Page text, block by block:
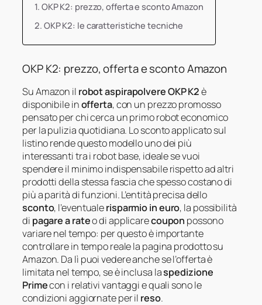
OKP K2: prezzo, offerta e sconto Amazon
OKP K2: le caratteristiche tecniche
OKP K2: prezzo, offerta e sconto Amazon
Su Amazon il robot aspirapolvere OKP K2è
disponibile inofferta, con un prezzo promosso
pensato per chi cerca un primo robot economico
per la pulizia quotidiana. Lo sconto applicato sul
listino rende questo modello uno dei più
interessanti tra i robot base, ideale se vuoi
spendere il minimo indispensabile rispetto ad altri
prodotti della stessa fascia che spesso costano di
più a parità di funzioni. L’entità precisa dello
sconto, l’eventualerisparmio in euro, la possibilità
di pagare a rateo di applicarecoupon possono
variare nel tempo: per questo è importante
controllare in tempo reale la pagina prodotto su
Amazon. Da lì puoi vedere anche se l’offerta è
limitata nel tempo, se è inclusa laspedizione
Primecon i relativi vantaggi e quali sono le
condizioni aggiornate per il reso.